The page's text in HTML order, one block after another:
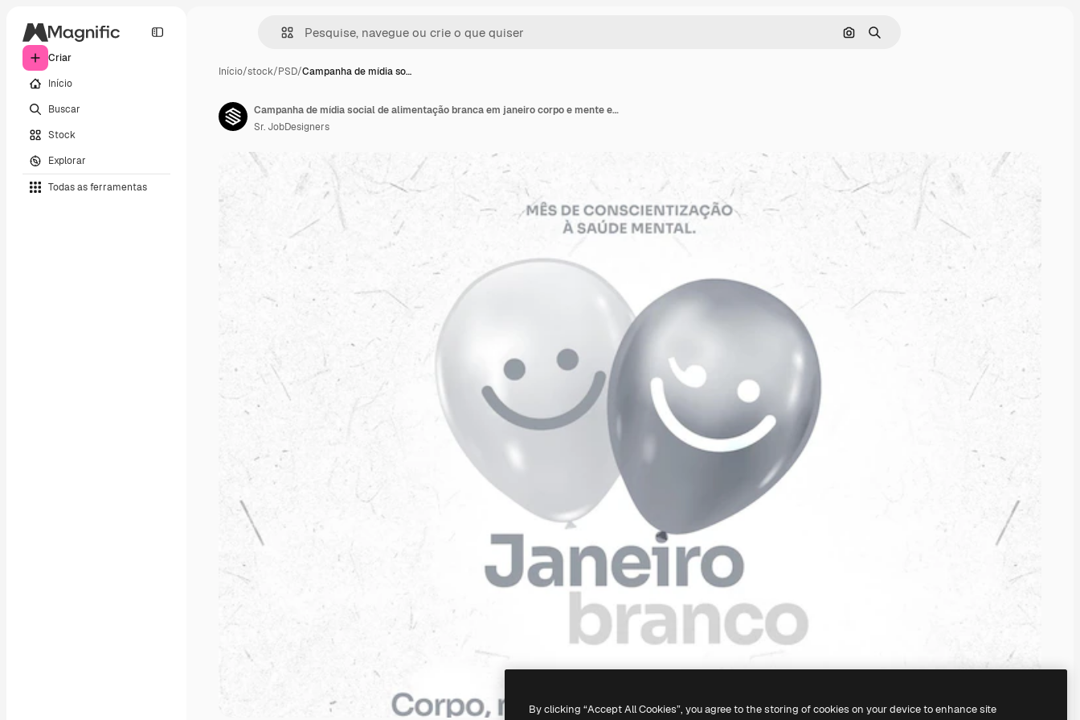
Criar
Início
Buscar
Stock
Explorar
Todas as ferramentas
Pesquisar por imagem
Buscar
Início/stock/PSD/Campanha de mídia so…
Campanha de mídia social de alimentação branca em janeiro corpo e mente em primeiro lugar
Sr. JobDesigners
By clicking “Accept All Cookies”, you agree to the storing of cookies on your device to enhance site